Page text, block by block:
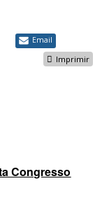
Email
Imprimir
Congresso